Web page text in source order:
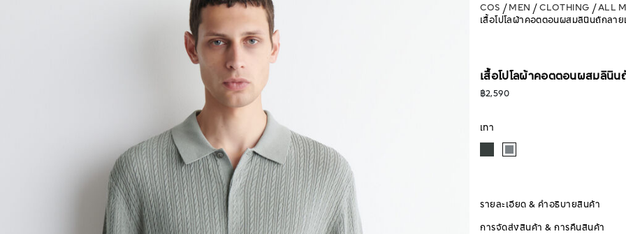
COS MEN CLOTHING ALL
เสื้อโปโลผ้าคอตตอนผสมลินินถักลาย
เสื้อโปโลผ้าคอตตอนผสมลินิน
฿2,590
เทา
รายละเอียด & คำอธิบายสินค้า
การจัดส่งสินค้า & การคืนสินค้า